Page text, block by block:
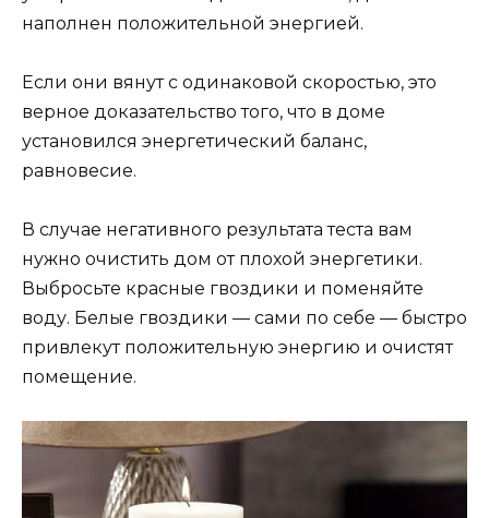
наполнен положительной энергией.
Если они вянут с одинаковой скоростью, это
верное доказательство того, что в доме
установился энергетический баланс,
равновесие.
В случае негативного результата теста вам
нужно очистить дом от плохой энергетики.
Выбросьте красные гвоздики и поменяйте
воду. Белые гвоздики — сами по себе — быстро
привлекут положительную энергию и очистят
помещение.